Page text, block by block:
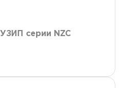
УЗИП серии NZC